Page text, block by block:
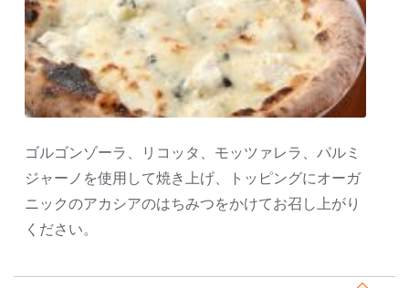
ゴルゴンゾーラ、リコッタ、モッツァレラ、パルミ
ジャーノを使用して焼き上げ、トッピングにオーガ
ニックのアカシアのはちみつをかけてお召し上がり
ください。